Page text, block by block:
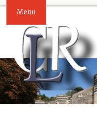
Menu